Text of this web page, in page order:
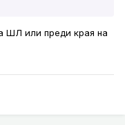
05/31/guardiola-
ШЛ или преди края на